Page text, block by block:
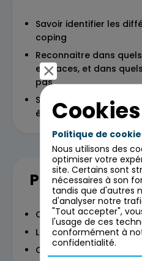
Savoir identifier les
coping
Reconnaitre dans
efficaces, et dans
pas
Savoir quelles
être mis en place pour
Programme
Concepts et
Les gestions du stress
Cas d’étude
Cookies
Politique de
Nous utilisons des
optimiser votre
site. Certains sont
nécessaires à son
tandis que d'autres
d'analyser notre
"Tout accepter",
l'usage de ces
conformément à
confidentialité.